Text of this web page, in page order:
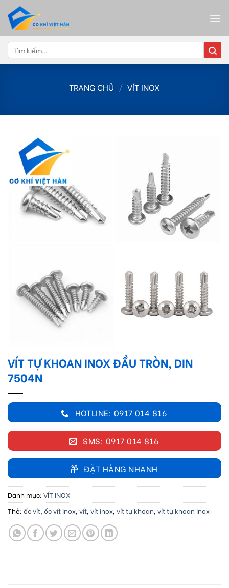
content
Tìm
kiếm:
TRANG CHỦ / VÍT INOX
VÍT TỰ KHOAN INOX ĐẦU TRÒN, DIN
7504N
HOTLINE: 0917 014 816
SMS: 0917 014 816
ĐẶT HÀNG NHANH
Danh mục: VÍT INOX
Thẻ: ốc vít ốc vít inox vít vít inox vít tự khoan vít tự khoan inox